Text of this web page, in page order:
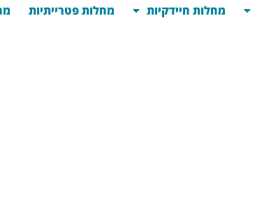
מחלות חיידקיות מחלות פטרייתיות